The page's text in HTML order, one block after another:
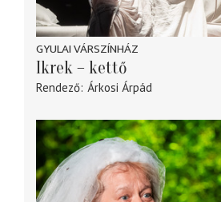
GYULAI VÁRSZÍNHÁZ
Ikrek – kettő
Rendező Árkosi Árpád